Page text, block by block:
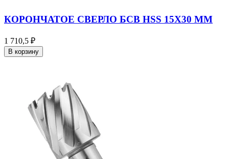
КОРОНЧАТОЕ СВЕРЛО БСВ HSS 15X30 ММ
1 710,5 ₽
В корзину